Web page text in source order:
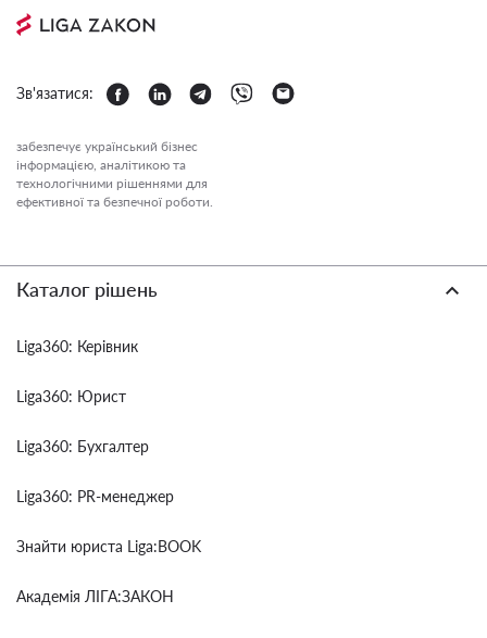
Зв'язатися:
забезпечує український бізнес
інформацією, аналітикою та
технологічними рішеннями для
ефективної та безпечної роботи.
Каталог рішень
Liga360: Керівник
Liga360: Юрист
Liga360: Бухгалтер
Liga360: PR-менеджер
Знайти юриста Liga:BOOK
Академія ЛІГА:ЗАКОН